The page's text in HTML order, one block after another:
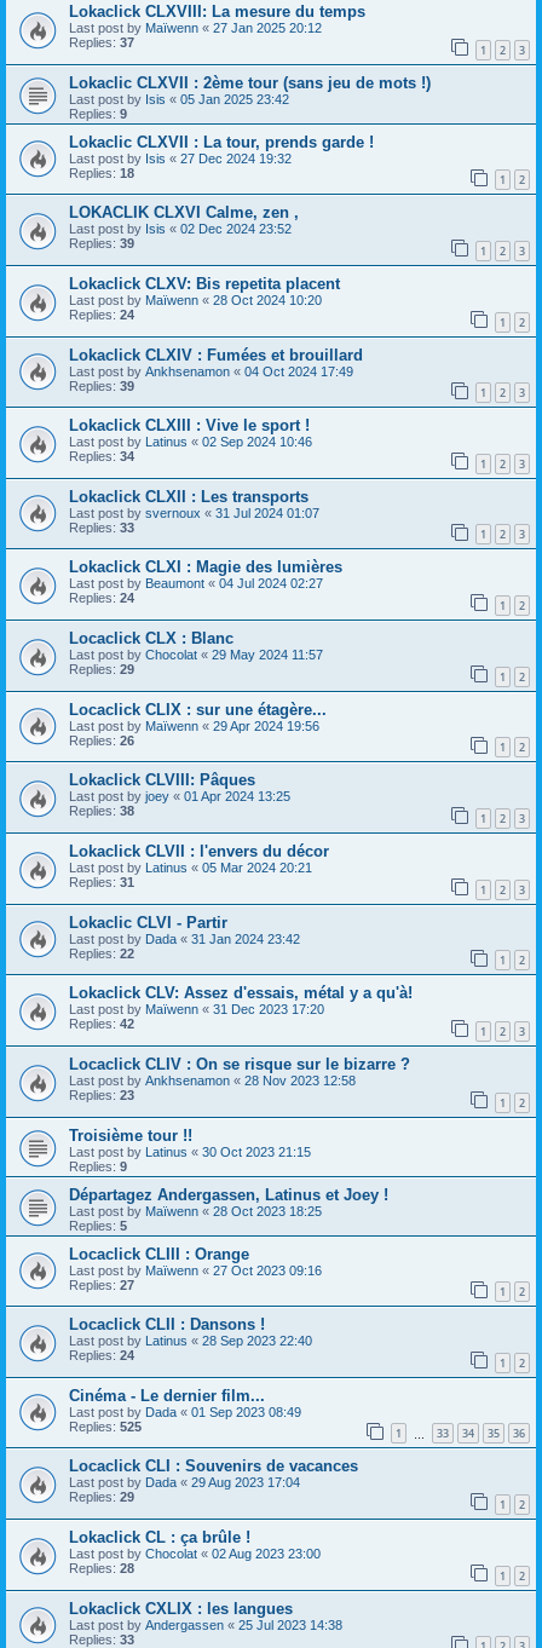
Lokaclick CLXVIII: La mesure du temps
Last post by Maïwenn « 27 Jan 2025 20:12
Replies: 37 1 2 3
Lokaclic CLXVII : 2ème tour (sans jeu de mots !)
Last post by Isis « 05 Jan 2025 23:42
Replies: 9
Lokaclic CLXVII : La tour, prends garde !
Last post by Isis « 27 Dec 2024 19:32
Replies: 18 1 2
LOKACLIK CLXVI Calme, zen ,
Last post by Isis « 02 Dec 2024 23:52
Replies: 39 1 2 3
Lokaclick CLXV: Bis repetita placent
Last post by Maïwenn « 28 Oct 2024 10:20
Replies: 24 1 2
Lokaclick CLXIV : Fumées et brouillard
Last post by Ankhsenamon « 04 Oct 2024 17:49
Replies: 39 1 2 3
Lokaclick CLXIII : Vive le sport !
Last post by Latinus « 02 Sep 2024 10:46
Replies: 34 1 2 3
Lokaclick CLXII : Les transports
Last post by svernoux « 31 Jul 2024 01:07
Replies: 33 1 2 3
Lokaclick CLXI : Magie des lumières
Last post by Beaumont « 04 Jul 2024 02:27
Replies: 24 1 2
Locaclick CLX : Blanc
Last post by Chocolat « 29 May 2024 11:57
Replies: 29 1 2
Locaclick CLIX : sur une étagère...
Last post by Maïwenn « 29 Apr 2024 19:56
Replies: 26 1 2
Lokaclick CLVIII: Pâques
Last post by joey « 01 Apr 2024 13:25
Replies: 38 1 2 3
Lokaclick CLVII : l'envers du décor
Last post by Latinus « 05 Mar 2024 20:21
Replies: 31 1 2 3
Lokaclic CLVI - Partir
Last post by Dada « 31 Jan 2024 23:42
Replies: 22 1 2
Lokaclick CLV: Assez d'essais, métal y a qu'à!
Last post by Maïwenn « 31 Dec 2023 17:20
Replies: 42 1 2 3
Locaclick CLIV : On se risque sur le bizarre ?
Last post by Ankhsenamon « 28 Nov 2023 12:58
Replies: 23 1 2
Troisième tour !!
Last post by Latinus « 30 Oct 2023 21:15
Replies: 9
Départagez Andergassen, Latinus et Joey !
Last post by Maïwenn « 28 Oct 2023 18:25
Replies: 5
Locaclick CLIII : Orange
Last post by Maïwenn « 27 Oct 2023 09:16
Replies: 27 1 2
Locaclick CLII : Dansons !
Last post by Latinus « 28 Sep 2023 22:40
Replies: 24 1 2
Cinéma - Le dernier film...
Last post by Dada « 01 Sep 2023 08:49
Replies: 525 1 33 34 35 36
Locaclick CLI : Souvenirs de vacances
Last post by Dada « 29 Aug 2023 17:04
Replies: 29 1 2
Lokaclick CL : ça brûle !
Last post by Chocolat « 02 Aug 2023 23:00
Replies: 28 1 2
Lokaclick CXLIX : les langues
Last post by Andergassen « 25 Jul 2023 14:38
Replies: 33